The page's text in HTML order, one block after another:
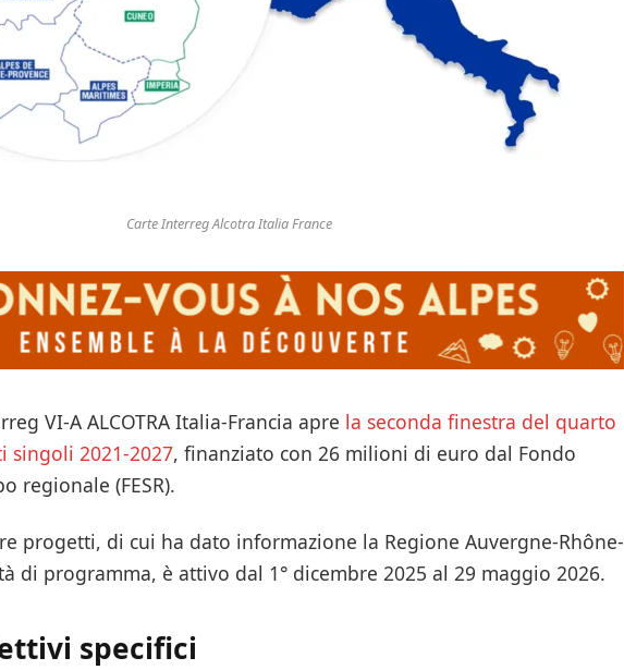
Carte Interreg Alcotra Italia France
VI-A ALCOTRA Italia-Francia apre la seconda finestra del quarto
singoli 2021-2027, finanziato con 26 milioni di euro dal Fondo
regionale (FESR).
progetti, di cui ha dato informazione la Regione Auvergne-Rhône-
di programma, è attivo dal 1° dicembre 2025 al 29 maggio 2026.
specifici